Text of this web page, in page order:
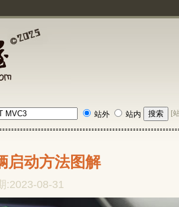
站外 站内 [
启动方法图解
:2023-08-31